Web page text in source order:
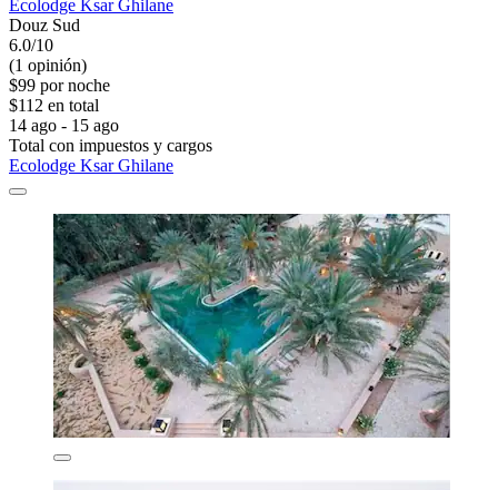
Ecolodge Ksar Ghilane
Douz Sud
6.0/10
(1 opinión)
$99 por noche
$112 en total
14 ago - 15 ago
Total con impuestos y cargos
Ecolodge Ksar Ghilane